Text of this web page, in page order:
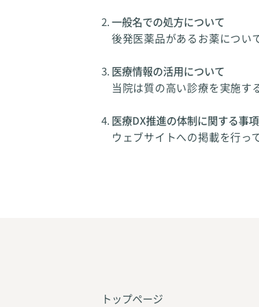
一般名での処方について
後発医薬品があるお薬につい
医療情報の活用について
当院は質の高い診療を実施す
医療DX推進の体制に関する事
ウェブサイトへの掲載を行っ
トップページ